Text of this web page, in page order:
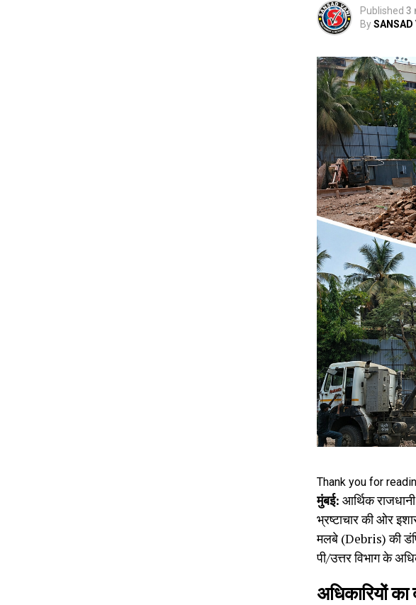
Published 3
BySANSAD
Thank you for
मुंबई: आर्थिक
भ्रष्टाचार की ओर
मलबे (Debris) की
पी/उत्तर विभाग के
अधिकारियों का